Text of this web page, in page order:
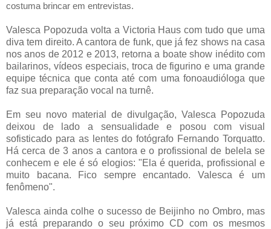
costuma brincar em entrevistas.
Valesca Popozuda volta a Victoria Haus com tudo que uma
diva tem direito. A cantora de funk, que já fez shows na casa
nos anos de 2012 e 2013, retorna a boate show inédito com
bailarinos, vídeos especiais, troca de figurino e uma grande
equipe técnica que conta até com uma fonoaudióloga que
faz sua preparação vocal na turnê.
Em seu novo material de divulgação, Valesca Popozuda
deixou de lado a sensualidade e posou com visual
sofisticado para as lentes do fotógrafo Fernando Torquatto.
Há cerca de 3 anos a cantora e o profissional de belela se
conhecem e ele é só elogios: "Ela é querida, profissional e
muito bacana. Fico sempre encantado. Valesca é um
fenômeno".
Valesca ainda colhe o sucesso de Beijinho no Ombro, mas
já está preparando o seu próximo CD com os mesmos